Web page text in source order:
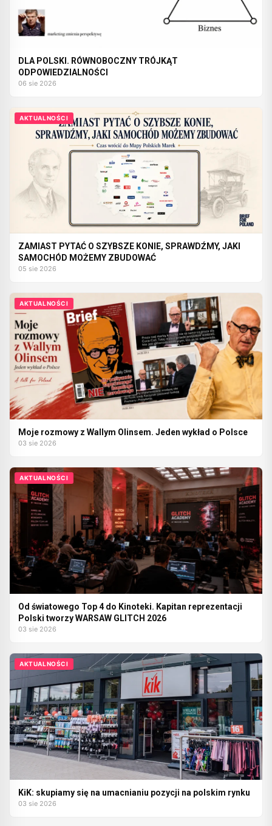
DLA POLSKI. RÓWNOBOCZNY TRÓJKĄT
ODPOWIEDZIALNOŚCI
06 sie 2026
AKTUALNOŚCI
ZAMIAST PYTAĆ O SZYBSZE KONIE, SPRAWDŹMY, JAKI
SAMOCHÓD MOŻEMY ZBUDOWAĆ
05 sie 2026
AKTUALNOŚCI
Moje rozmowy z Wallym Olinsem. Jeden wykład o Polsce
03 sie 2026
AKTUALNOŚCI
Od światowego Top 4 do Kinoteki. Kapitan reprezentacji
Polski tworzy WARSAW GLITCH 2026
03 sie 2026
AKTUALNOŚCI
KiK: skupiamy się na umacnianiu pozycji na polskim rynku
03 sie 2026